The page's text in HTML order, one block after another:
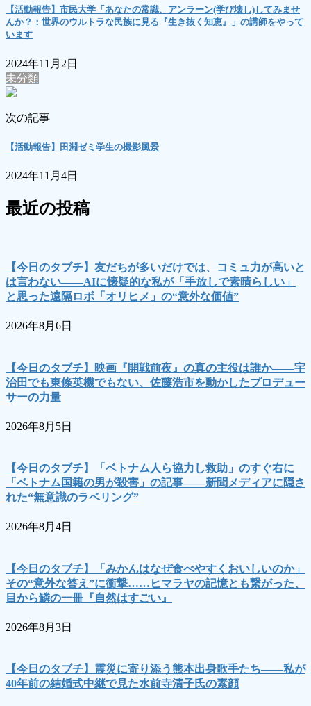
【活動報告】市民大学「あなたの常識、アンラーン(学び壊し)してみませ
んか？：世界のウルトラな民族に見る『生き抜く知恵』」の講師をやって
います
2024年11月2日
未分類
次の記事
【活動報告】田淵ゼミ学生の撮影風景
2024年11月4日
最近の投稿
【今日のタブチ】友だちが多いだけでは、コミュ力が高いと
は言わない――AIに懐疑的な私が「手放しで素晴らしい」
と思った遠隔ロボ「オリヒメ」の“意外な価値”
2026年8月6日
【今日のタブチ】映画『開戦前夜』の真の主役は誰か――宇
治田でも東條英機でもない、佐藤浩市を動かしたプロデュー
サーの力量
2026年8月5日
【今日のタブチ】「ベトナム人ら協力し救助」のすぐ右に
「ベトナム国籍の男が殺害」の記事――新聞メディアに隠さ
れた“無意識のラベリング”
2026年8月4日
【今日のタブチ】「みかんはなぜ食べやすくおいしいのか」
その“意外な答え”に衝撃……ヒマラヤの記憶とも繋がった、
目から鱗の一冊『自然はすごい』
2026年8月3日
【今日のタブチ】震災に寄り添う熊本出身歌手たち――私が
40年前の結婚式中継で見た水前寺清子氏の素顔